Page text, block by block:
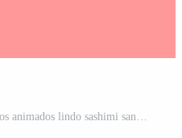
rollos de sushi de arroz de dibujos animados lindo sashimi santa cláusula Vector Gratis